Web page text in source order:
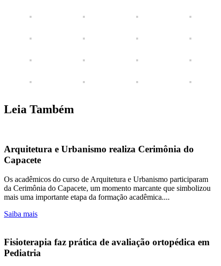
Leia Também
Arquitetura e Urbanismo realiza Cerimônia do
Capacete
Os acadêmicos do curso de Arquitetura e Urbanismo participaram
da Cerimônia do Capacete, um momento marcante que simbolizou
mais uma importante etapa da formação acadêmica....
Saiba mais
Fisioterapia faz prática de avaliação ortopédica em
Pediatria